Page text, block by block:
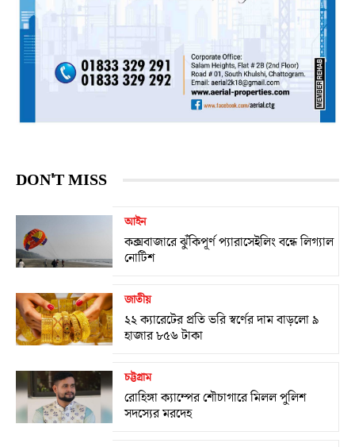
DON'T MISS
আইন
কক্সবাজারে ঝুঁকিপূর্ণ প্যারাসেইলিং বন্ধে লিগ্যাল
নোটিশ
জাতীয়
২২ ক্যারেটের প্রতি ভরি স্বর্ণের দাম বাড়লো ৯
হাজার ৮৫৬ টাকা
চট্টগ্রাম
রোহিঙ্গা ক্যাম্পের শৌচাগারে মিলল পুলিশ
সদস্যের মরদেহ